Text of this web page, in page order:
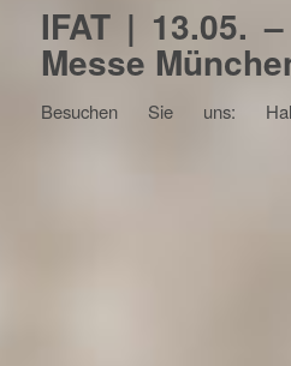
IFAT | 13.05.
Messe
Besuchen Sie uns: